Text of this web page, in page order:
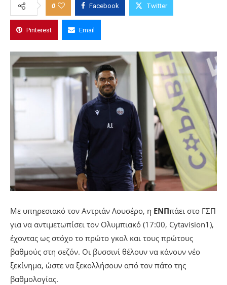
0 Facebook Twitter
Pinterest Email
Με υπηρεσιακό τον Αντριάν Λουσέρο, η ΕΝΠπάει στο ΓΣΠ
για να αντιμετωπίσει τον Ολυμπιακό (17:00, Cytavision1),
έχοντας ως στόχο το πρώτο γκολ και τους πρώτους
βαθμούς στη σεζόν. Οι βυσσινί θέλουν να κάνουν νέο
ξεκίνημα, ώστε να ξεκολλήσουν από τον πάτο της
βαθμολογίας.